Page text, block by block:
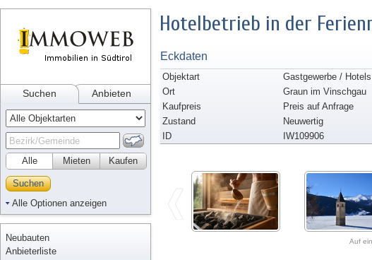
Suchen Anbieten
Alle Kaufen
Mieten
Suchen
Alle Optionen anzeigen
Neubauten
Anbieterliste
Hotelbetrieb in der
Eckdaten
Objektart
Gastgewerbe / Hotels
Ort
Graun im Vinschgau
Kaufpreis
Preis auf Anfrage
Zustand
Neuwertig
ID
IW109906
Auf